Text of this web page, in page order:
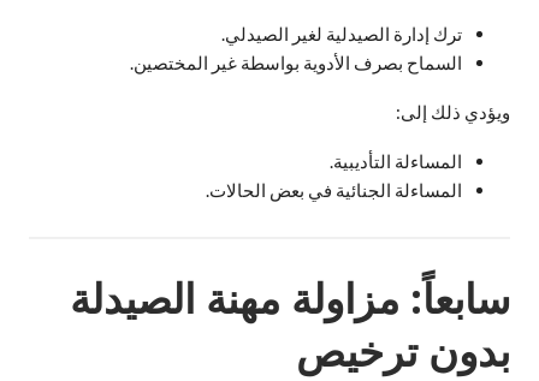
ترك إدارة الصيدلية لغير الصيدلي.
السماح بصرف الأدوية بواسطة غير المختصين.
ويؤدي ذلك إلى:
المساءلة التأديبية.
المساءلة الجنائية في بعض الحالات.
سابعاً: مزاولة مهنة الصيدلة
بدون ترخيص